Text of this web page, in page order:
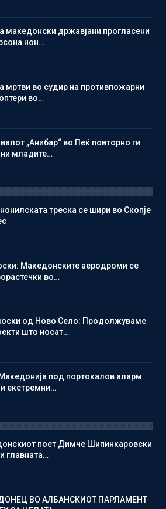
македонски државјани прогласени
нон…
мртви во судир на противпожарни
во…
„Анибар“ во Пеќ повторно ги
младите…
треска се шири во Скопје
Македонските аеродроми се
во…
од Ново Село: Продолжуваме
што носат…
под портокалов аларм
екстремни…
поет Димче Шипинкаровски
главната…
ВО АЛБАНСКИОТ ПАРЛАМЕНТ